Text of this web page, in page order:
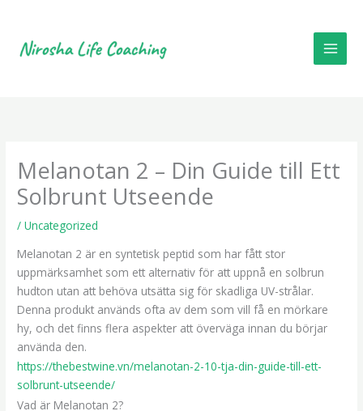
content
Melanotan 2 – Din Guide till Ett
Solbrunt Utseende
/Uncategorized
Melanotan 2 är en syntetisk peptid som har fått stor
uppmärksamhet som ett alternativ för att uppnå en solbrun
hudton utan att behöva utsätta sig för skadliga UV-strålar.
Denna produkt används ofta av dem som vill få en mörkare
hy, och det finns flera aspekter att överväga innan du börjar
använda den.
https://thebestwine.vn/melanotan-2-10-tja-din-guide-till-ett-
solbrunt-utseende/
Vad är Melanotan 2?